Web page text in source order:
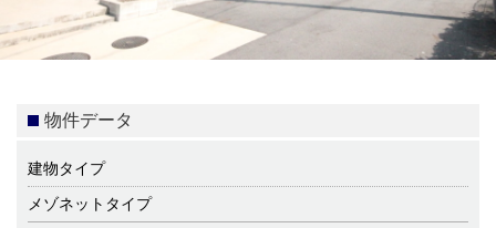
物件データ
建物タイプ
メゾネットタイプ